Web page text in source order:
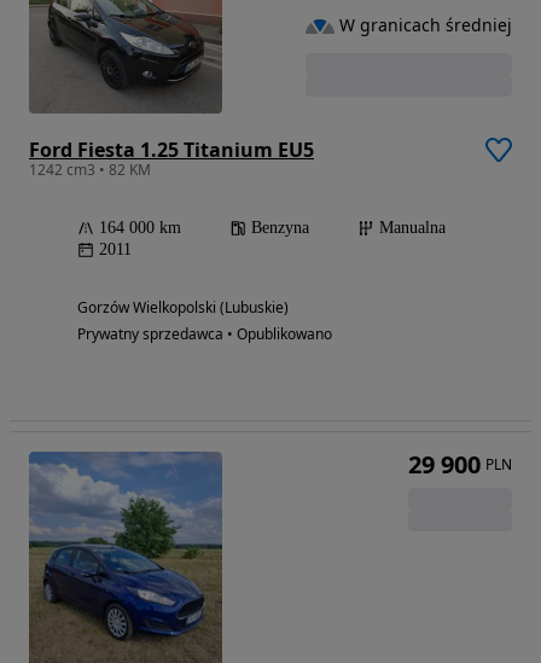
Ford Fiesta 1.25 Titanium EU5
1242 cm3 • 82 KM
164 000 km Benzyna
Manualna
2011
Gorzów Wielkopolski (Lubuskie)
Prywatny sprzedawca • Opublikowano
W granicach średniej
29 900 PLN